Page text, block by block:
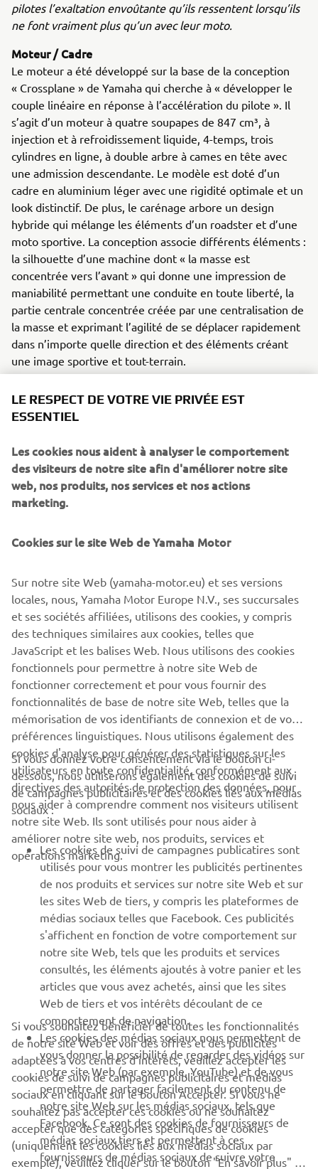
pilotes l’exaltation envoûtante qu’ils ressentent lorsqu’ils
ne font vraiment plus qu’un avec leur moto.
Moteur / Cadre
Le moteur a été développé sur la base de la conception
« Crossplane » de Yamaha qui cherche à « développer le
couple linéaire en réponse à l’accélération du pilote ». Il
s’agit d’un moteur à quatre soupapes de 847 cm³, à
injection et à refroidissement liquide, 4-temps, trois
cylindres en ligne, à double arbre à cames en tête avec
une admission descendante. Le modèle est doté d’un
cadre en aluminium léger avec une rigidité optimale et un
look distinctif. De plus, le carénage arbore un design
hybride qui mélange les éléments d’un roadster et d’une
moto sportive. La conception associe différents éléments :
la silhouette d’une machine dont « la masse est
concentrée vers l’avant » qui donne une impression de
maniabilité permettant une conduite en toute liberté, la
partie centrale concentrée créée par une centralisation de
la masse et exprimant l’agilité de se déplacer rapidement
dans n’importe quelle direction et des éléments créant
une image sportive et tout-terrain.
2014 TRICITY 125/155
©Yamaha Motor Europe N.V. / Yamaha Motor Co., Ltd.
Web ne peuvent en aucun cas être utilisées à des fins
commerciales ou non commerciales sans le consentement
écrit explicite de Yamaha Motor Europe N.V. et/ou de
Yamaha Motor Co., Ltd.
Conduisez toujours prudemment et respectez la
législation routière locale.
CORPORATE
PROS & B2B
PLUS YAMAHA
SUPPORT
NEWSLETTER
Découvrez en exclusivité les dernières offres, les événements
spéciaux, les nouveautés et bien plus encore
S'ABONNER
Lisez notre politique de confidentialité pour savoir comment
nous traitons vos données personnelles : Politique de
Confidentialité
LE RESPECT DE VOTRE VIE PRIVÉE EST
ESSENTIEL
Les cookies nous aident à analyser le comportement
des visiteurs de notre site afin d'améliorer notre site
web, nos produits, nos services et nos actions
marketing.
Cookies sur le site Web de Yamaha Motor
Sur notre site Web (yamaha-motor.eu) et ses versions
locales, nous, Yamaha Motor Europe N.V., ses succursales
et ses sociétés affiliées, utilisons des cookies, y compris
des techniques similaires aux cookies, telles que
JavaScript et les balises Web. Nous utilisons des cookies
fonctionnels pour permettre à notre site Web de
fonctionner correctement et pour vous fournir des
fonctionnalités de base de notre site Web, telles que la
mémorisation de vos identifiants de connexion et de vos
préférences linguistiques. Nous utilisons également des
cookies d'analyse pour générer des statistiques sur les
utilisateurs en toute confidentialité, conformément aux
directives des autorités de protection des données, pour
nous aider à comprendre comment nos visiteurs utilisent
notre site Web. Ils sont utilisés pour nous aider à
améliorer notre site web, nos produits, services et
opérations marketing.
Si vous donnez votre consentement via le bouton ci-
dessous, nous utiliserons également des cookies de suivi
de campagnes publicitaires et des cookies liés aux médias
sociaux :
Les cookies de suivi de campagnes publicatires sont
utilisés pour vous montrer les publicités pertinentes
de nos produits et services sur notre site Web et sur
les sites Web de tiers, y compris les plateformes de
médias sociaux telles que Facebook. Ces publicités
s'affichent en fonction de votre comportement sur
notre site Web, tels que les produits et services
consultés, les éléments ajoutés à votre panier et les
articles que vous avez achetés, ainsi que les sites
Web de tiers et vos intérêts découlant de ce
comportement de navigation.
Les cookies des médias sociaux nous permettent de
vous donner la possibilité de regarder des vidéos sur
notre site Web (par exemple, YouTube) et de vous
permettre de partager facilement du contenu de
notre site Web sur les médias sociaux, tels que
Facebook. Ce sont des cookies de fournisseurs de
médias sociaux tiers et permettent à ces
fournisseurs de médias sociaux de suivre votre
Si vous souhaitez bénéficier de toutes les fonctionnalités
de notre site Web et voir des offres et des publicités
adaptées à vos centres d'intérêts, veuillez accepter les
cookies de suivi de campagnes publicitaires et médias
sociaux en cliquant sur le bouton Accepter. Si vous ne
souhaitez pas accepter ces cookies ou ne souhaitez
accepter que des catégories spécifiques de cookies
(uniquement les cookies liés aux médias sociaux par
exemple), veuillez cliquer sur le bouton "En savoir plus" ci-